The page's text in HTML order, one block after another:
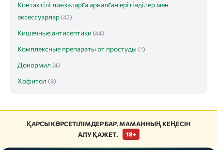
Контактілі линзаларға арналған ерітінділер мен
аксессуарлар (42)
Кишечные антисептики (44)
Комплексные препараты от простуды (1)
Донормил (4)
Хофитол (8)
ҚАРСЫ КӨРСЕТІЛІМДЕР БАР. МАМАННЫҢ КЕҢЕСІН
АЛУ ҚАЖЕТ.
18+